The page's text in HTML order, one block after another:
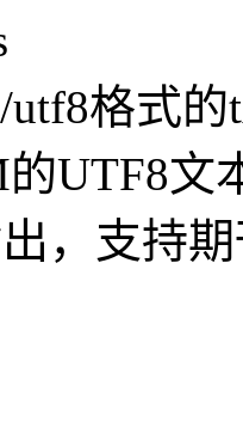
utf8格式
UTF8文
，支持